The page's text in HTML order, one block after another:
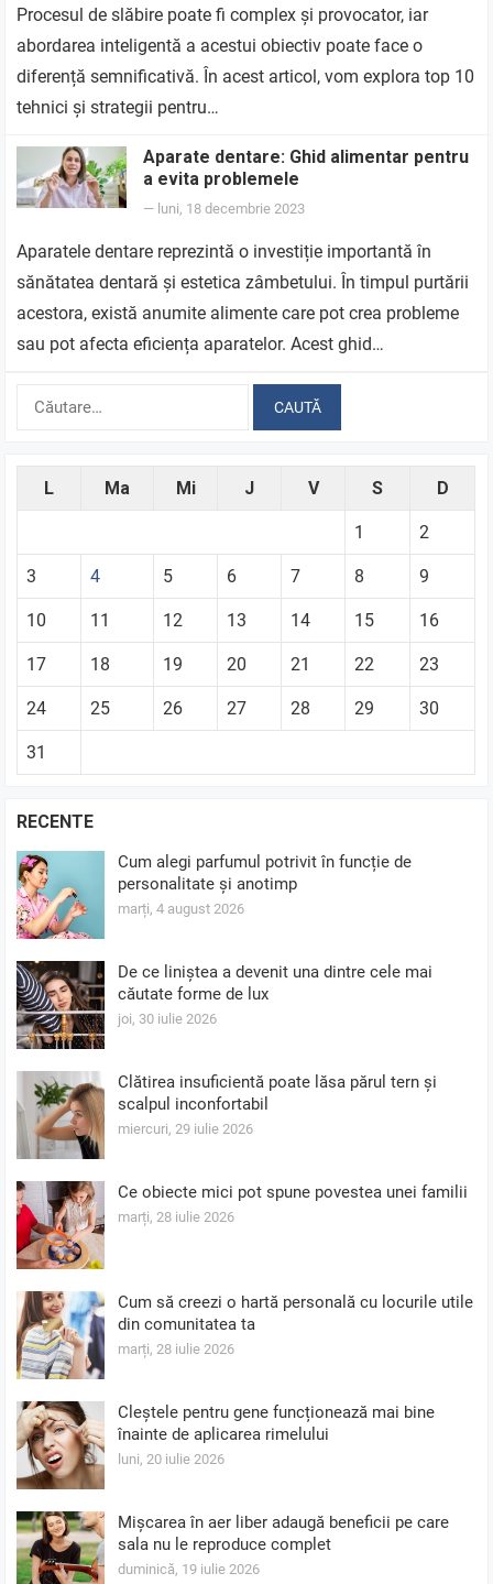
Procesul de slăbire poate fi complex și provocator, iar
abordarea inteligentă a acestui obiectiv poate face o
diferență semnificativă. În acest articol, vom explora top 10
tehnici și strategii pentru…
Aparate dentare: Ghid alimentar pentru
a evita problemele
— luni, 18 decembrie 2023
Aparatele dentare reprezintă o investiție importantă în
sănătatea dentară și estetica zâmbetului. În timpul purtării
acestora, există anumite alimente care pot crea probleme
sau pot afecta eficiența aparatelor. Acest ghid…
Caută
L Ma Mi J V S D
1 2
3 4 5 6 7 8 9
10 11 12 13 14 15 16
17 18 19 20 21 22 23
24 25 26 27 28 29 30
31
RECENTE
Cum alegi parfumul potrivit în funcție de
personalitate și anotimp
marți, 4 august 2026
De ce liniștea a devenit una dintre cele mai
căutate forme de lux
joi, 30 iulie 2026
Clătirea insuficientă poate lăsa părul tern și
scalpul inconfortabil
miercuri, 29 iulie 2026
Ce obiecte mici pot spune povestea unei familii
marți, 28 iulie 2026
Cum să creezi o hartă personală cu locurile utile
din comunitatea ta
marți, 28 iulie 2026
Cleștele pentru gene funcționează mai bine
înainte de aplicarea rimelului
luni, 20 iulie 2026
Mișcarea în aer liber adaugă beneficii pe care
sala nu le reproduce complet
duminică, 19 iulie 2026